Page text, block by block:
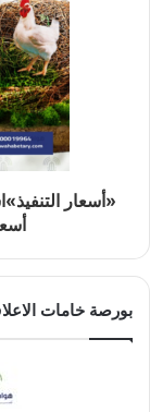
«أسعار
بورصة خامات